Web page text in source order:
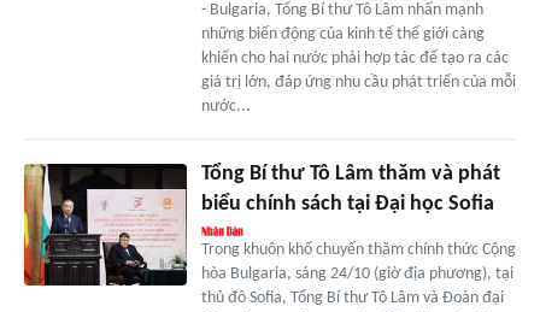
- Bulgaria, Tổng Bí thư Tô Lâm nhấn mạnh
những biến động của kinh tế thế giới càng
khiến cho hai nước phải hợp tác để tạo ra các
giá trị lớn, đáp ứng nhu cầu phát triển của mỗi
nước...
Tổng Bí thư Tô Lâm thăm và phát
biểu chính sách tại Đại học Sofia
Trong khuôn khổ chuyến thăm chính thức Cộng
hòa Bulgaria, sáng 24/10 (giờ địa phương), tại
thủ đô Sofia, Tổng Bí thư Tô Lâm và Đoàn đại